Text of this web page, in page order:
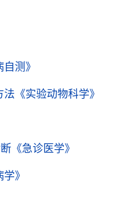
自测》
法 《实验动物科学》
《急诊医学》
学》